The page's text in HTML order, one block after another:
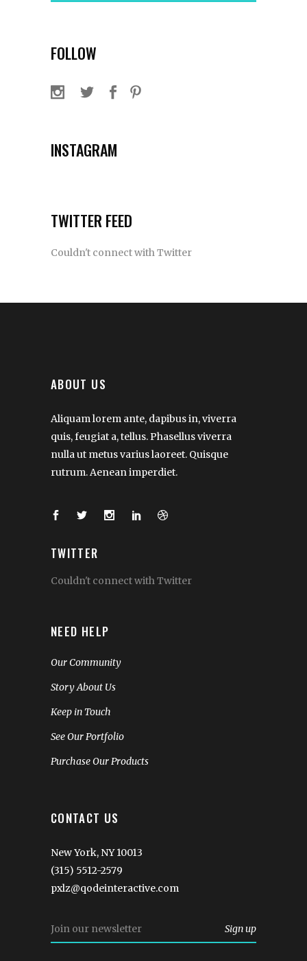
FOLLOW
INSTAGRAM
TWITTER FEED
Couldn't connect with Twitter
ABOUT US
Aliquam lorem ante, dapibus in, viverra
quis, feugiat a, tellus. Phasellus viverra
nulla ut metus varius laoreet. Quisque
rutrum. Aenean imperdiet.
TWITTER
Couldn't connect with Twitter
NEED HELP
Our Community
Story About Us
Keep in Touch
See Our Portfolio
Purchase Our Products
CONTACT US
New York, NY 10013
(315) 5512-2579
pxlz@qodeinteractive.com